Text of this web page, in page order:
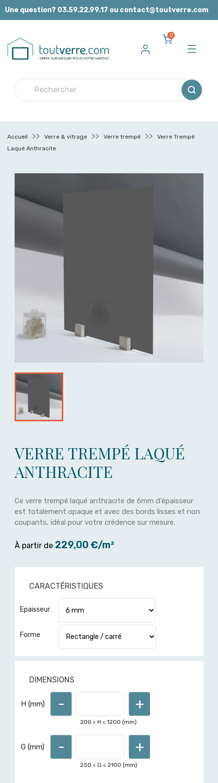
Panneau de gestion des cookies
Une question? 03.59.22.99.17 ou contact@toutverre.com
0
Accueil Verre & vitrage Verre trempé
Verre Trempé
Laqué Anthracite
VERRE TREMPÉ LAQUÉ
ANTHRACITE
Ce verre trempé laqué anthracite de 6mm d'épaisseur
est totalement opaque et avec des bords lisses et non
coupants, idéal pour votre crédence sur mesure.
À partir de 229,00 €/m²
CARACTÉRISTIQUES
Epaisseur
dimensions hors limites affichées,
demandez un devis ici
Forme
DIMENSIONS
H (mm) - +
200 < H <1200 (mm)
G (mm) - +
250 < G <2100 (mm)